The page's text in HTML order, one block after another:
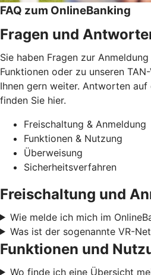
FAQ zum OnlineBanking
Fragen und
Sie haben Fragen zur
Funktionen oder zu unseren
Ihnen gern weiter. Antworten
finden Sie hier.
Freischaltung & Anmeldung
Funktionen & Nutzung
Überweisung
Sicherheitsverfahren
Freischaltung und
Wie melde ich mich im
Was ist der sogenannte VR-
Funktionen und
Wo finde ich eine Übersicht